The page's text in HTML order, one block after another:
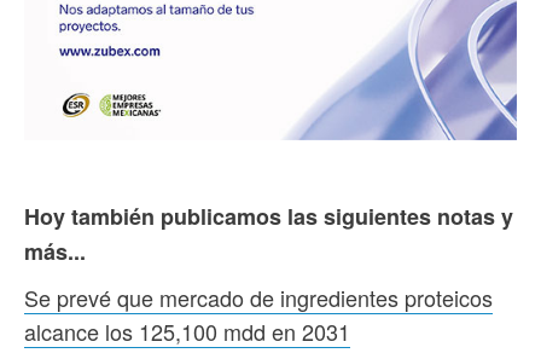
Hoy también publicamos las siguientes notas y
más...
Se prevé que mercado de ingredientes proteicos
alcance los 125,100 mdd en 2031